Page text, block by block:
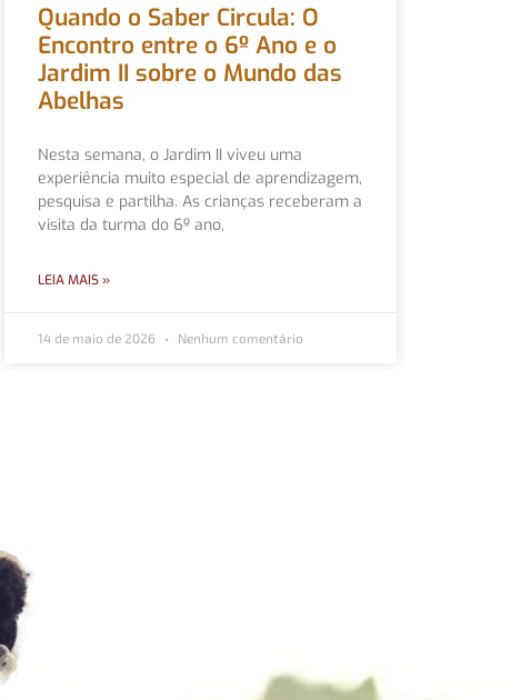
Quando o Saber Circula: O
Encontro entre o 6º Ano e o
Jardim II sobre o Mundo das
Abelhas
Nesta semana, o Jardim II viveu uma
experiência muito especial de aprendizagem,
pesquisa e partilha. As crianças receberam a
visita da turma do 6º ano,
LEIA MAIS »
14 de maio de 2026 Nenhum comentário